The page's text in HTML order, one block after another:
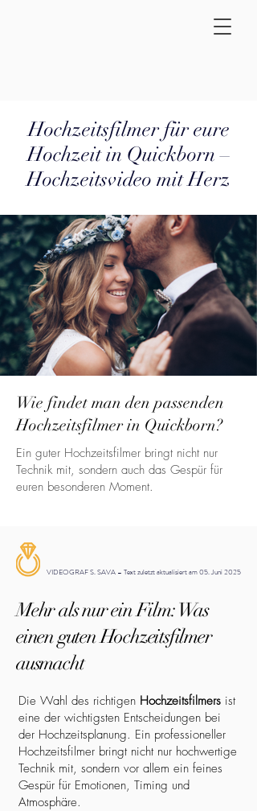
Hochzeitsfilmer für eure
Hochzeit in Quickborn –
Hochzeitsvideo mit Herz
Wie findet man den passenden
Hochzeitsfilmer in Quickborn?
Ein guter Hochzeitsfilmer bringt nicht nur
Technik mit, sondern auch das Gespür für
euren besonderen Moment.
VIDEOGRAF S. SAVA – Text zuletzt aktualisiert am 05. Juni 2025
Mehr als nur ein Film: Was
einen guten Hochzeitsfilmer
ausmacht
Die Wahl des richtigen Hochzeitsfilmers ist
eine der wichtigsten Entscheidungen bei
der Hochzeitsplanung. Ein professioneller
Hochzeitsfilmer bringt nicht nur hochwertige
Technik mit, sondern vor allem ein feines
Gespür für Emotionen, Timing und
Atmosphäre.